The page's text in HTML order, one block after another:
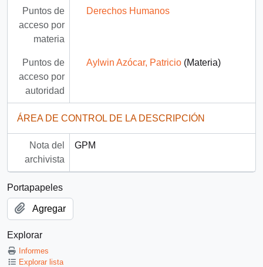
Puntos de
acceso por
materia
Derechos Humanos
Puntos de
acceso por
autoridad
Aylwin Azócar, Patricio(Materia)
ÁREA DE CONTROL DE LA DESCRIPCIÓN
Nota del
archivista
GPM
Portapapeles
Agregar
Explorar
Informes
Explorar lista